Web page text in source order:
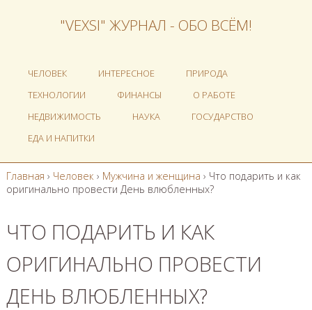
"VEXSI" ЖУРНАЛ - ОБО ВСЁМ!
ЧЕЛОВЕК ИНТЕРЕСНОЕ
ПРИРОДА
ТЕХНОЛОГИИ
ФИНАНСЫ
О РАБОТЕ
НЕДВИЖИМОСТЬ
НАУКА
ГОСУДАРСТВО
ЕДА И НАПИТКИ
Главная › Человек › Мужчина и женщина › Что подарить и как
оригинально провести День влюбленных?
ЧТО ПОДАРИТЬ И КАК
ОРИГИНАЛЬНО ПРОВЕСТИ
ДЕНЬ ВЛЮБЛЕННЫХ?